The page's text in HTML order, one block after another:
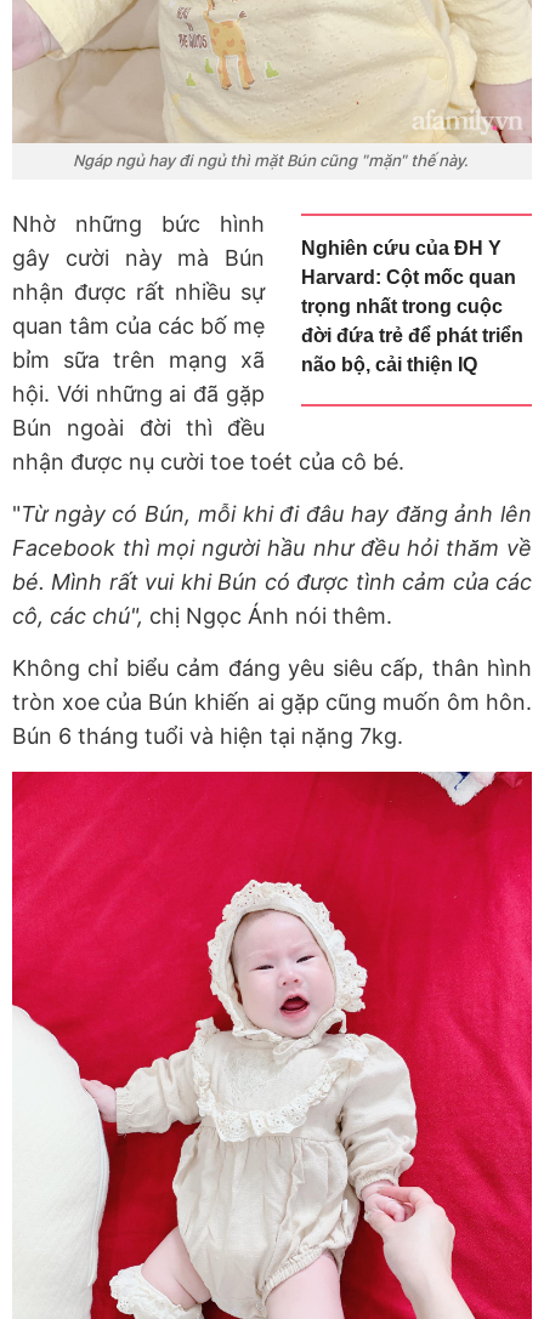
Ngáp ngủ hay đi ngủ thì mặt Bún cũng "mặn" thế này.
Nghiên cứu của ĐH Y
Harvard: Cột mốc quan
trọng nhất trong cuộc
đời đứa trẻ để phát triển
não bộ, cải thiện IQ
Nhờ những bức hình
gây cười này mà Bún
nhận được rất nhiều sự
quan tâm của các bố mẹ
bỉm sữa trên mạng xã
hội. Với những ai đã gặp
Bún ngoài đời thì đều
nhận được nụ cười toe toét của cô bé.
"Từ ngày có Bún, mỗi khi đi đâu hay đăng ảnh lên
Facebook thì mọi người hầu như đều hỏi thăm về
bé. Mình rất vui khi Bún có được tình cảm của các
cô, các chú", chị Ngọc Ánh nói thêm.
Không chỉ biểu cảm đáng yêu siêu cấp, thân hình
tròn xoe của Bún khiến ai gặp cũng muốn ôm hôn.
Bún 6 tháng tuổi và hiện tại nặng 7kg.